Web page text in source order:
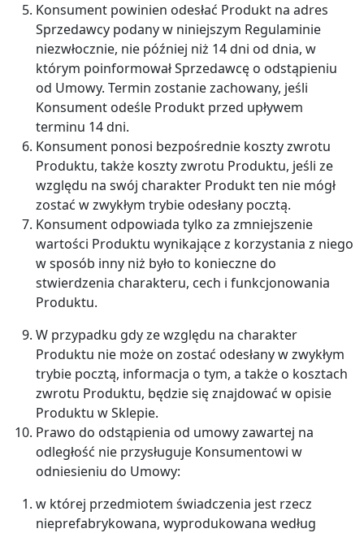
Konsument powinien odesłać Produkt na adres
Sprzedawcy podany w niniejszym Regulaminie
niezwłocznie, nie później niż 14 dni od dnia, w
którym poinformował Sprzedawcę o odstąpieniu
od Umowy. Termin zostanie zachowany, jeśli
Konsument odeśle Produkt przed upływem
terminu 14 dni.
Konsument ponosi bezpośrednie koszty zwrotu
Produktu, także koszty zwrotu Produktu, jeśli ze
względu na swój charakter Produkt ten nie mógł
zostać w zwykłym trybie odesłany pocztą.
Konsument odpowiada tylko za zmniejszenie
wartości Produktu wynikające z korzystania z niego
w sposób inny niż było to konieczne do
stwierdzenia charakteru, cech i funkcjonowania
Produktu.
W przypadku gdy ze względu na charakter
Produktu nie może on zostać odesłany w zwykłym
trybie pocztą, informacja o tym, a także o kosztach
zwrotu Produktu, będzie się znajdować w opisie
Produktu w Sklepie.
Prawo do odstąpienia od umowy zawartej na
odległość nie przysługuje Konsumentowi w
odniesieniu do Umowy:
w której przedmiotem świadczenia jest rzecz
nieprefabrykowana, wyprodukowana według